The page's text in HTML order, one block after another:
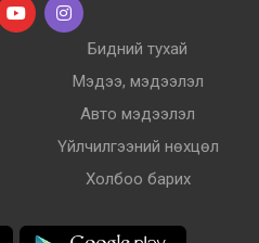
Бидний тухай
Мэдээ, мэдээлэл
Авто мэдээлэл
Үйлчилгээний нөхцөл
Холбоо барих